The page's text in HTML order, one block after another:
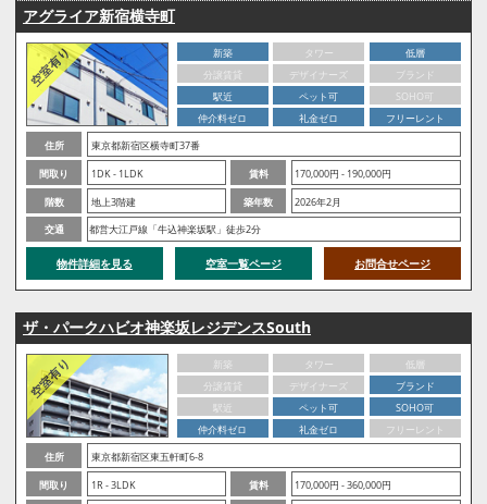
アグライア新宿横寺町
新築 タワー
低層
分譲賃貸
デザイナーズ
ブランド
駅近
ペット可
SOHO可
仲介料ゼロ
礼金ゼロ
フリーレント
住所
東京都新宿区横寺町37番
間取り
1DK - 1LDK 賃料
170,000円 - 190,000円
階数
地上3階建 築年数
2026年2月
交通
都営大江戸線「牛込神楽坂駅」徒歩2分
物件詳細を見る 空室一覧ページ お問合せページ
ザ・パークハビオ神楽坂レジデンスSouth
新築 タワー
低層
分譲賃貸
デザイナーズ
ブランド
駅近
ペット可
SOHO可
仲介料ゼロ
礼金ゼロ
フリーレント
住所
東京都新宿区東五軒町6-8
間取り
1R - 3LDK 賃料
170,000円 - 360,000円